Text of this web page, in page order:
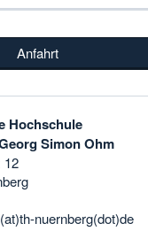
Anfahrt
Hochschule
Simon Ohm
12
nuernberg(dot)de